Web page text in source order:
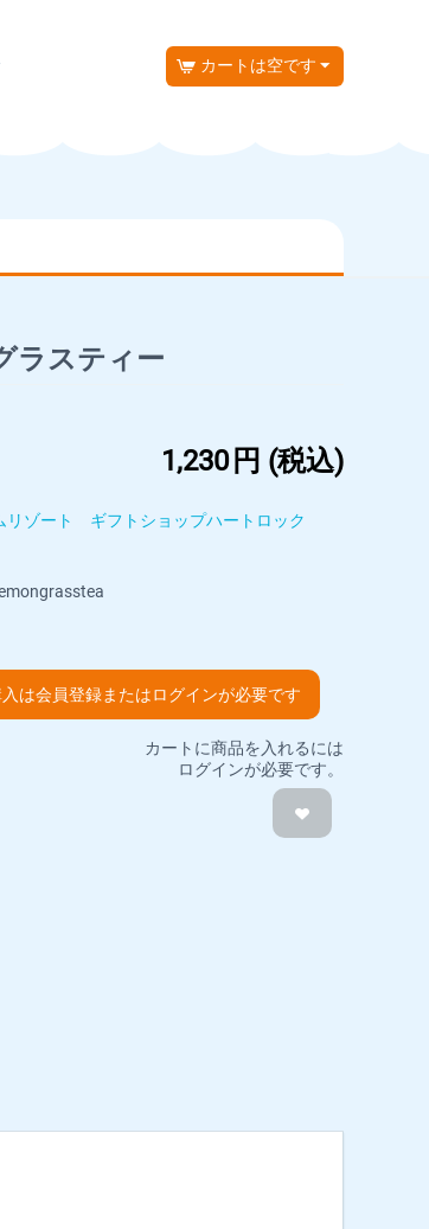
カートは空です
ラスティー
1,230 円 (税込)
リゾート ギフトショップハートロック
は会員登録またはログインが必要です
カートに商品を入れるには
ログインが必要です。